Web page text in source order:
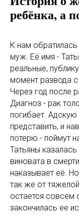
ребёнка, а
К нам
муж. Её имя -
реальные,
момент развода
Через год после
Диагноз - рак
погибает. Адскую
представить, и
потерю - поймут
Татьяны
виновата в
наказывает её.
так же от
остается совсем
закончилась ее